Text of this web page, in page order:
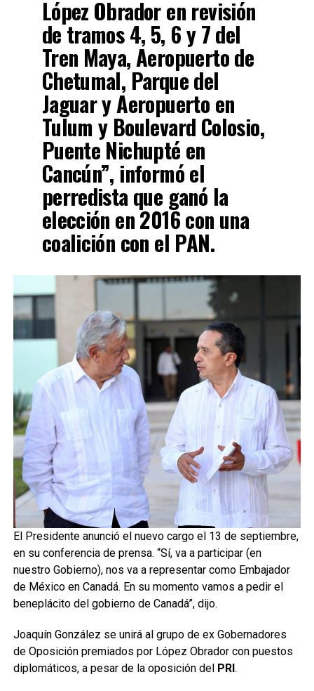
López Obrador en revisión
de tramos 4, 5, 6 y 7 del
Tren Maya, Aeropuerto de
Chetumal, Parque del
Jaguar y Aeropuerto en
Tulum y Boulevard Colosio,
Puente Nichupté en
Cancún”, informó el
perredista que ganó la
elección en 2016 con una
coalición con el PAN.
El Presidente anunció el nuevo cargo el 13 de septiembre,
en su conferencia de prensa. “Sí, va a participar (en
nuestro Gobierno), nos va a representar como Embajador
de México en Canadá. En su momento vamos a pedir el
beneplácito del gobierno de Canadá”, dijo.
Joaquín González se unirá al grupo de ex Gobernadores
de Oposición premiados por López Obrador con puestos
diplomáticos, a pesar de la oposición del PRI.